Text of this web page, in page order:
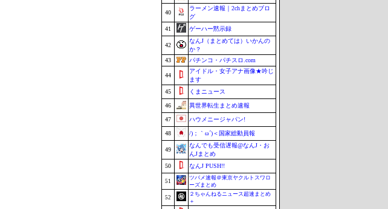
40
ラーメン速報｜2chまとめブロ
グ
41
ゲーハー黙示録
42
なんJ（まとめては）いかんの
か？
43
パチンコ・パチスロ.com
44
アイドル・女子アナ画像★吟じ
ます
45
くまニュース
46 異世界転生まとめ速報
47 ハウメニージャパン!
48 /)；｀ω´)＜国家総動員報
49
なんでも受信遅報@なんJ・お
んJまとめ
50
なんJ PUSH!!
51
ツバメ速報＠東京ヤクルトスワロ
ーズまとめ
52
２ちゃんねるニュース超速まとめ
＋